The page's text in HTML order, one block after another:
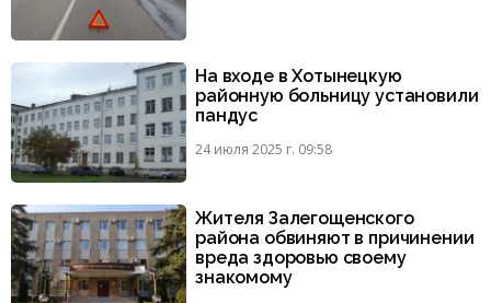
На входе в Хотынецкую
районную больницу установили
пандус
24 июля 2025 г. 09:58
Жителя Залегощенского
района обвиняют в причинении
вреда здоровью своему
знакомому